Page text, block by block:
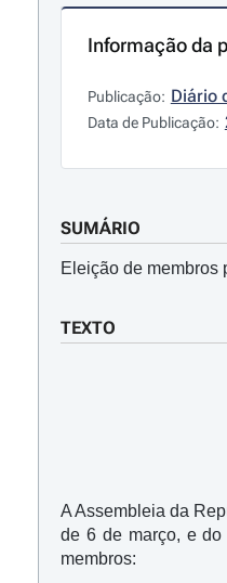
Informação da
Publicação: Diário
Data de Publicação:
SUMÁRIO
Eleição de membros
TEXTO
A Assembleia da
de 6 de março, e
membros: